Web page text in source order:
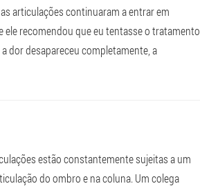
articulações continuaram a entrar em
recomendou que eu tentasse o tratamento
dor desapareceu completamente, a
estão constantemente sujeitas a um
do ombro e na coluna. Um colega